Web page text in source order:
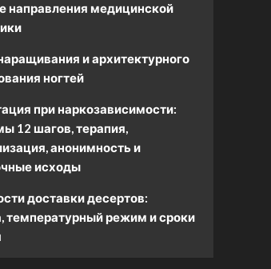
направления медицинской
и архитектурного
ногтей
при наркозависимости:
12 шагов, терапия,
анонимность и
исходы
доставки десертов:
температурный режим и сроки